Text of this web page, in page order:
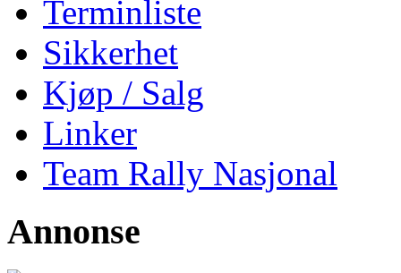
Terminliste
Sikkerhet
Kjøp / Salg
Linker
Team Rally Nasjonal
Annonse